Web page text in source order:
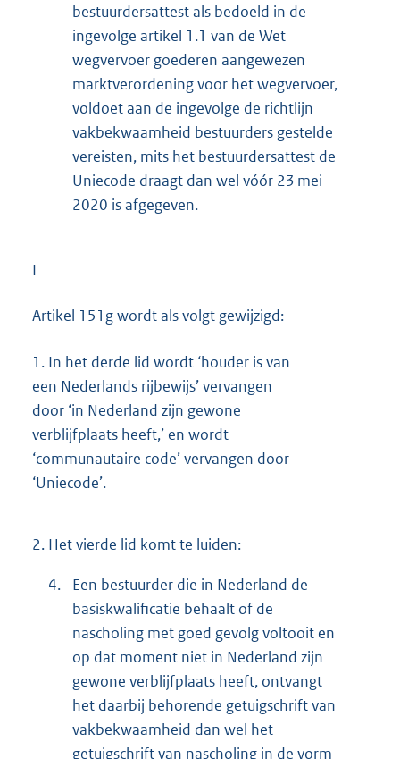
bestuurdersattest als bedoeld in de
ingevolge artikel 1.1 van de Wet
wegvervoer goederen aangewezen
marktverordening voor het wegvervoer,
voldoet aan de ingevolge de richtlijn
vakbekwaamheid bestuurders gestelde
vereisten, mits het bestuurdersattest de
Uniecode draagt dan wel vóór 23 mei
2020 is afgegeven.
I
Artikel 151g wordt als volgt gewijzigd:
1. In het derde lid wordt ‘houder is van
een Nederlands rijbewijs’ vervangen
door ‘in Nederland zijn gewone
verblijfplaats heeft,’ en wordt
‘communautaire code’ vervangen door
‘Uniecode’.
2. Het vierde lid komt te luiden:
4.
Een bestuurder die in Nederland de
basiskwalificatie behaalt of de
nascholing met goed gevolg voltooit en
op dat moment niet in Nederland zijn
gewone verblijfplaats heeft, ontvangt
het daarbij behorende getuigschrift van
vakbekwaamheid dan wel het
getuigschrift van nascholing in de vorm